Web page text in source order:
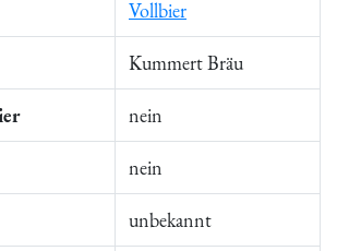
Vollbier
Kummert Bräu
nein
nein
unbekannt